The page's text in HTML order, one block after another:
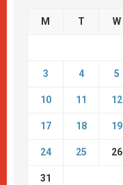
M T W
3 4 5
10 11 12
17 18 19
24 25 26
31